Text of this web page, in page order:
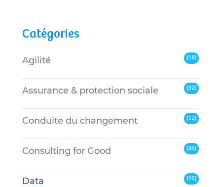
Catégories
Agilité (18)
Assurance & protection sociale (32)
Conduite du changement (12)
Consulting for Good (35)
Data (10)